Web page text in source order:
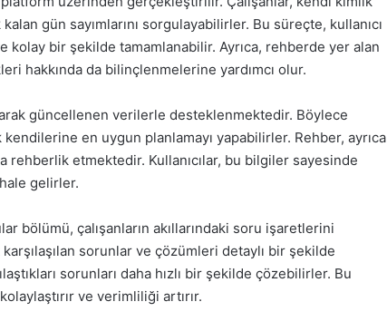
gün sayımlarını sorgulayabilirler. Bu süreçte, kullanıcı
kolay bir şekilde tamamlanabilir. Ayrıca, rehberde yer alan
hakkında da bilinçlenmelerine yardımcı olur.
güncellenen verilerle desteklenmektedir. Böylece
kendilerine en uygun planlamayı yapabilirler. Rehber, ayrıca
rehberlik etmektedir. Kullanıcılar, bu bilgiler sayesinde
gelirler.
bölümü, çalışanların akıllarındaki soru işaretlerini
sorunlar ve çözümleri detaylı bir şekilde
sorunları daha hızlı bir şekilde çözebilirler. Bu
ve verimliliği artırır.